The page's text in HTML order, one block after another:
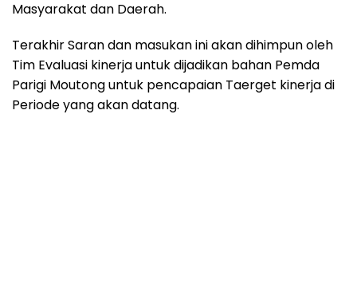
Masyarakat dan Daerah.
Terakhir Saran dan masukan ini akan dihimpun oleh
Tim Evaluasi kinerja untuk dijadikan bahan Pemda
Parigi Moutong untuk pencapaian Taerget kinerja di
Periode yang akan datang.